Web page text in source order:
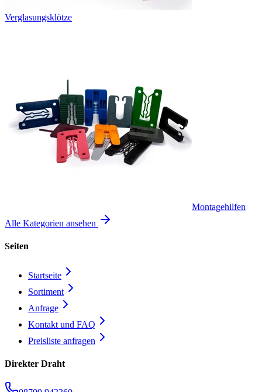
Verglasungsklötze
Montagehilfen
Alle Kategorien ansehen
Seiten
Startseite
Sortiment
Anfrage
Kontakt und FAQ
Preisliste anfragen
Direkter Draht